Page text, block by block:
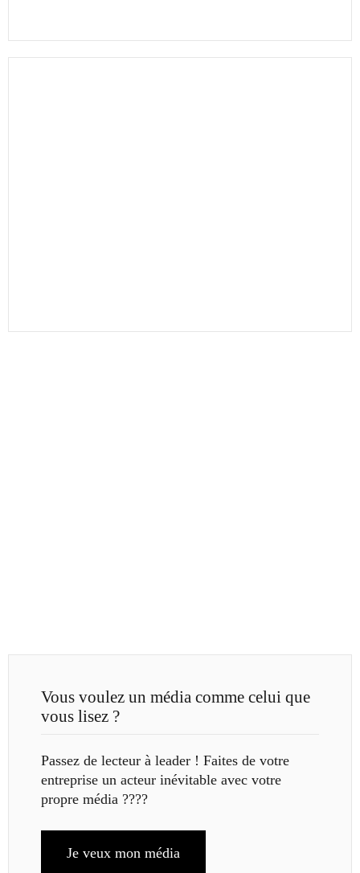
Vous voulez un média comme celui que
vous lisez ?
Passez de lecteur à leader ! Faites de votre
entreprise un acteur inévitable avec votre
propre média ????
Je veux mon média